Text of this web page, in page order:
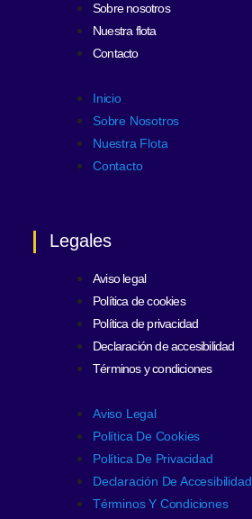
Sobre nosotros
Nuestra flota
Contacto
Inicio
Sobre Nosotros
Nuestra Flota
Contacto
Legales
Aviso legal
Política de cookies
Política de privacidad
Declaración de accesibilidad
Términos y condiciones
Aviso Legal
Política De Cookies
Política De Privacidad
Declaración De Accesibilidad
Términos Y Condiciones